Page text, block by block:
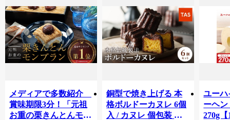
メディアで多数紹介
賞味期限3分！「元祖
お重の栗きんとんモン
銅型で焼き上げる 本
格ボルドーカヌレ 6個
入 / カヌレ 個包装 外
ユーハ
ーヘ
270g【